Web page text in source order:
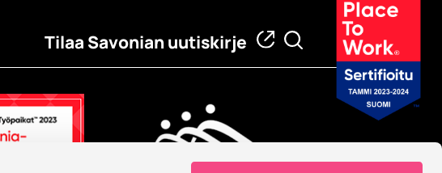
Tilaa Savonian uutiskirje